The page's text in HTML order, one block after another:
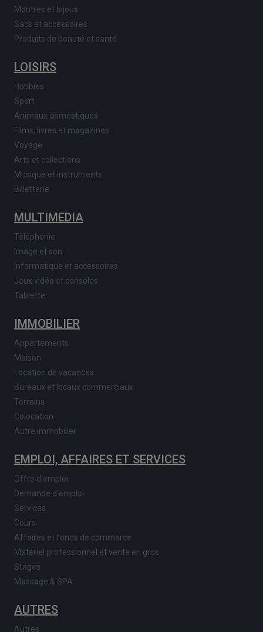
Montres et bijoux
Sacs et accessoires
Produits de beauté et santé
LOISIRS
Hobbies
Sport
Animaux domestiques
Films, livres et magazines
Voyage
Arts et collections
Musique et instruments
Billetterie
MULTIMEDIA
Téléphonie
Image et son
Informatique et accessoires
Jeux vidéo et consoles
Tablette
IMMOBILIER
Appartements
Maison
Location de vacances
Bureaux et locaux commerciaux
Terrains
Colocation
Autre immobilier
EMPLOI, AFFAIRES ET SERVICES
Offre d'emploi
Demande d'emploi
Services
Cours
Affaires et fonds de commerce
Matériel professionnel et vente en gros
Stages
Massage & SPA
AUTRES
Autres